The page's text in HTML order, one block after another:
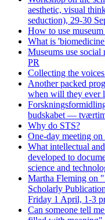
aesthetic, visual
seduction), 29-30
How to use
What is
Museums use social
PR
Collecting the
Another packed
when will they ever
budskabet —
Why do STS?
One-day meeting
What intellectual
developed to
science and
Martha Fleming on
Scholarly
Friday 1 April, 1-3
Can someone tell